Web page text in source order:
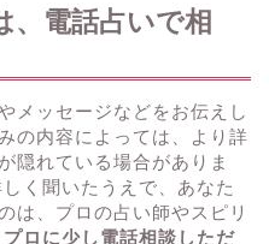
、電話占いで相
メッセージなどをお伝えし
の内容によっては、より詳
隠れている場合がありま
く聞いたうえで、あなた
は、プロの占い師やスピリ
プロに少し電話相談しただ